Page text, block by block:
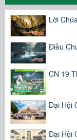
Lời
Điều
CN 19
Đại Hội
Đại Hội